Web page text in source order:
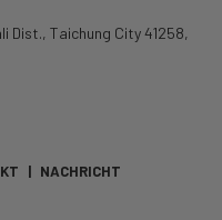
Dist.,Taichung City41258,
| NACHRICHT